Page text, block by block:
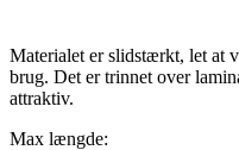
Materialet er slidstærkt, let at
brug. Det er trinnet over
attraktiv.
Max længde: